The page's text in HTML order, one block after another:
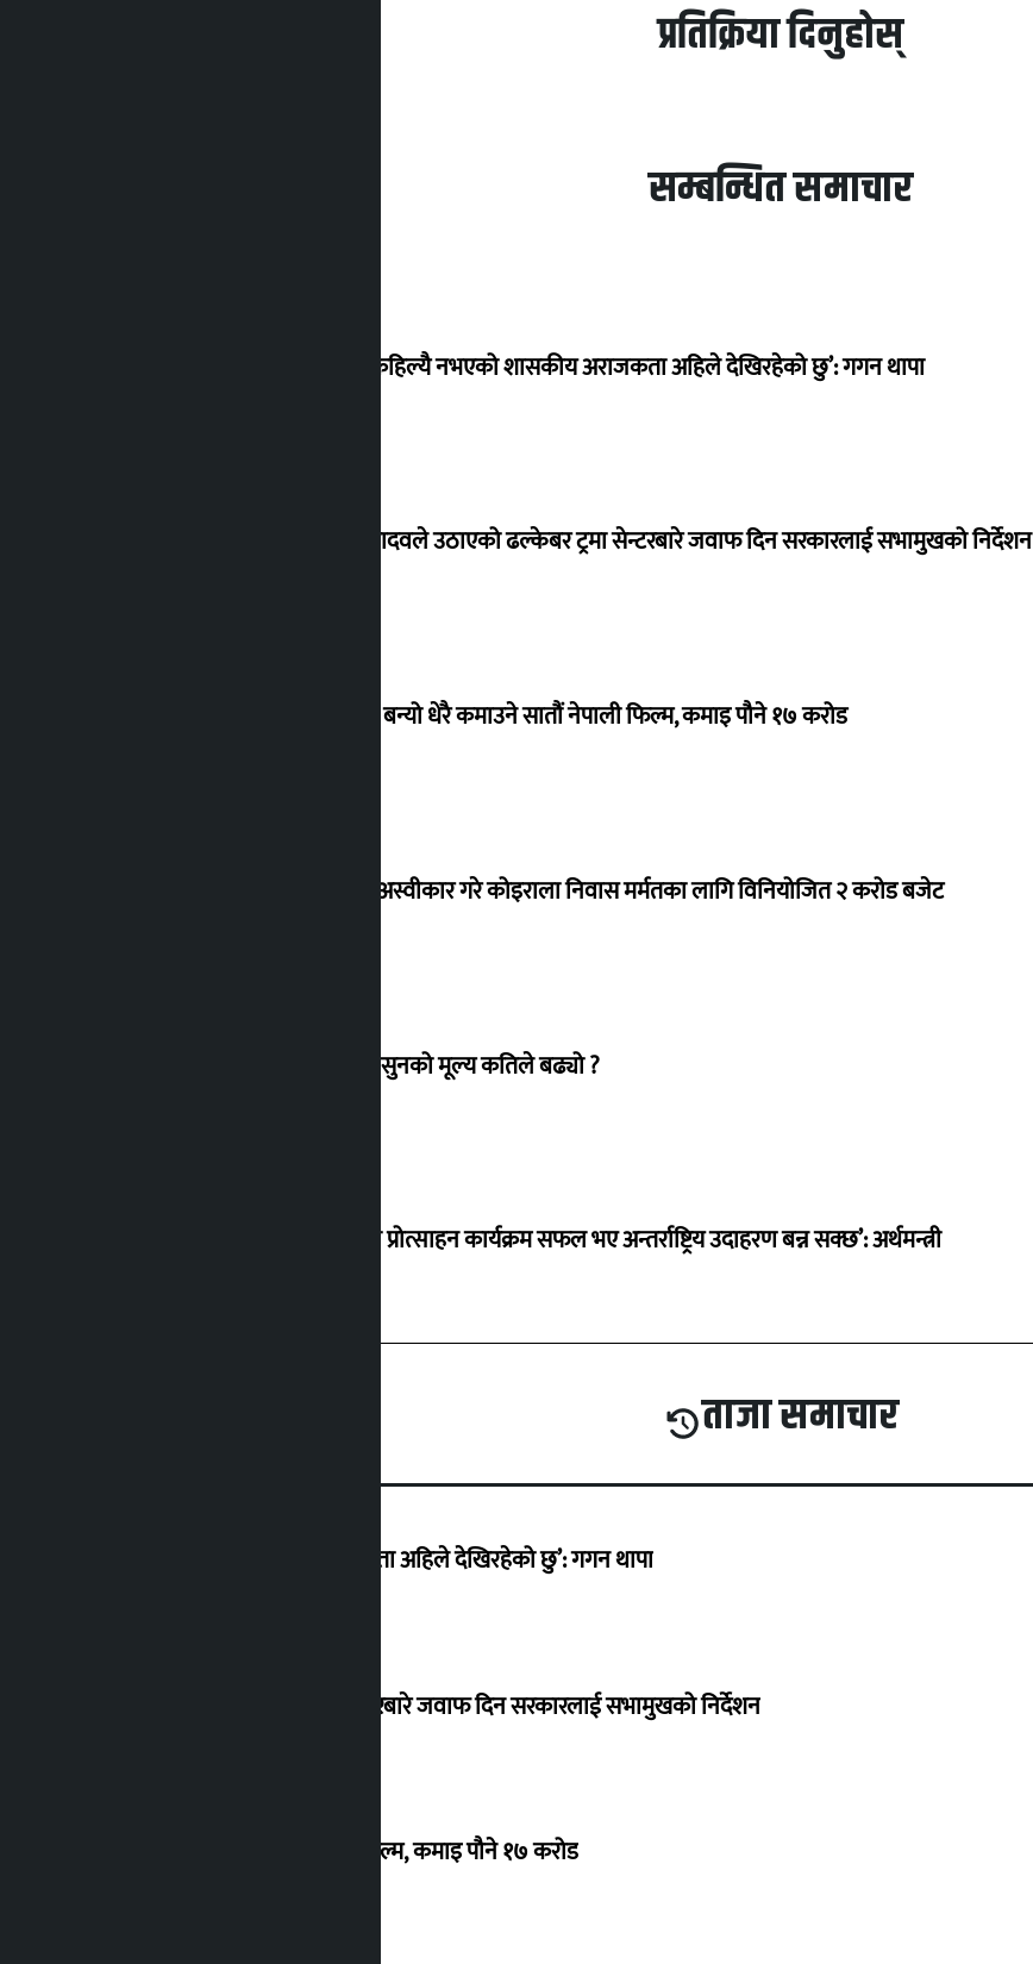
प्रतिक्रिया दिनुहोस्
सम्बन्धित समाचार
‘देशमा कहिल्यै नभएको शासकीय अराजकता अहिले देखिरहेको छु’: गगन थापा
सांसद यादवले उठाएको ढल्केबर ट्रमा सेन्टरबारे जवाफ दिन सरकारलाई सभामुखको निर्देशन
‘गौंथली’ बन्यो धेरै कमाउने सातौं नेपाली फिल्म, कमाइ पौने १७ करोड
शेखरले अस्वीकार गरे कोइराला निवास मर्मतका लागि विनियोजित २ करोड बजेट
शुक्रबार सुनको मूल्य कतिले बढ्यो ?
‘करदाता प्रोत्साहन कार्यक्रम सफल भए अन्तर्राष्ट्रिय उदाहरण बन्न सक्छ’: अर्थमन्त्री
ताजा समाचार
‘देशमा कहिल्यै नभएको शासकीय अराजकता अहिले देखिरहेको छु’: गगन थापा
सांसद यादवले उठाएको ढल्केबर ट्रमा सेन्टरबारे जवाफ दिन सरकारलाई सभामुखको निर्देशन
‘गौंथली’ बन्यो धेरै कमाउने सातौं नेपाली फिल्म, कमाइ पौने १७ करोड